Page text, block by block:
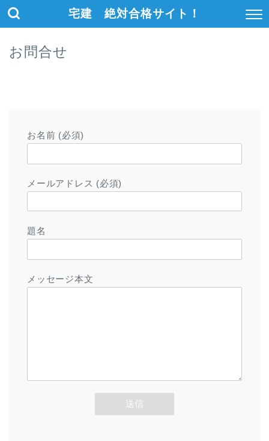
宅建 絶対合格サイト！
お問合せ
お名前 (必須)
メールアドレス (必須)
題名
メッセージ本文